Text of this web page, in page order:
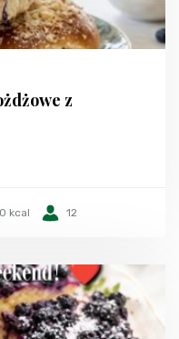
z
kcal 12